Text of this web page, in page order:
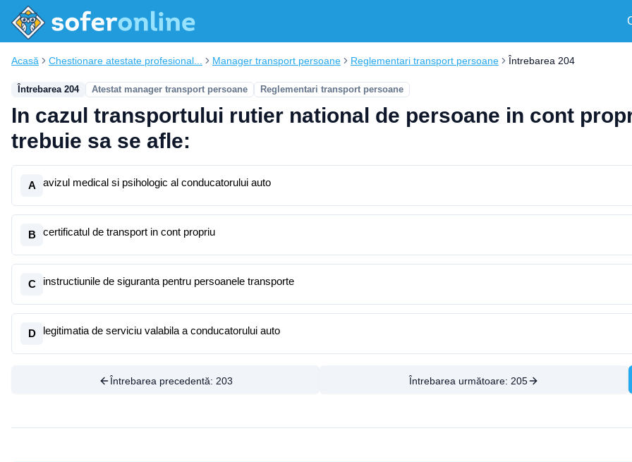
Acasă Chestionare atestate profesional... Manager transport persoane Reglementari transport persoane Întrebarea 204
Întrebarea 204 Atestat manager transport persoane Reglementari transport persoane
In cazul transportului rutier national de persoane in cont
trebuie sa se afle:
A avizul medical si psihologic al conducatorului auto
B certificatul de transport in cont propriu
C instructiunile de siguranta pentru persoanele transporte
D legitimatia de serviciu valabila a conducatorului auto
Întrebarea precedentă: 203 Întrebarea următoare: 205